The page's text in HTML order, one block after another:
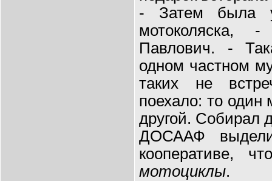
- Затем была
мотоколяска, -
Павлович. -
одном частном
таких не
поехало: то один
другой. Cобирал
ДОСААФ
кооперативе,
мотоциклы.